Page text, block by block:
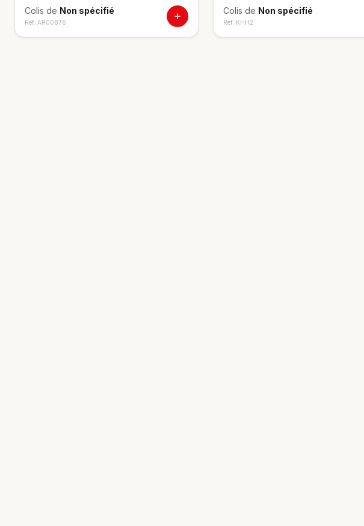
Colis de Non spécifié
Ref. AR00876
Colis de Non spécifié
Ref. KHH2